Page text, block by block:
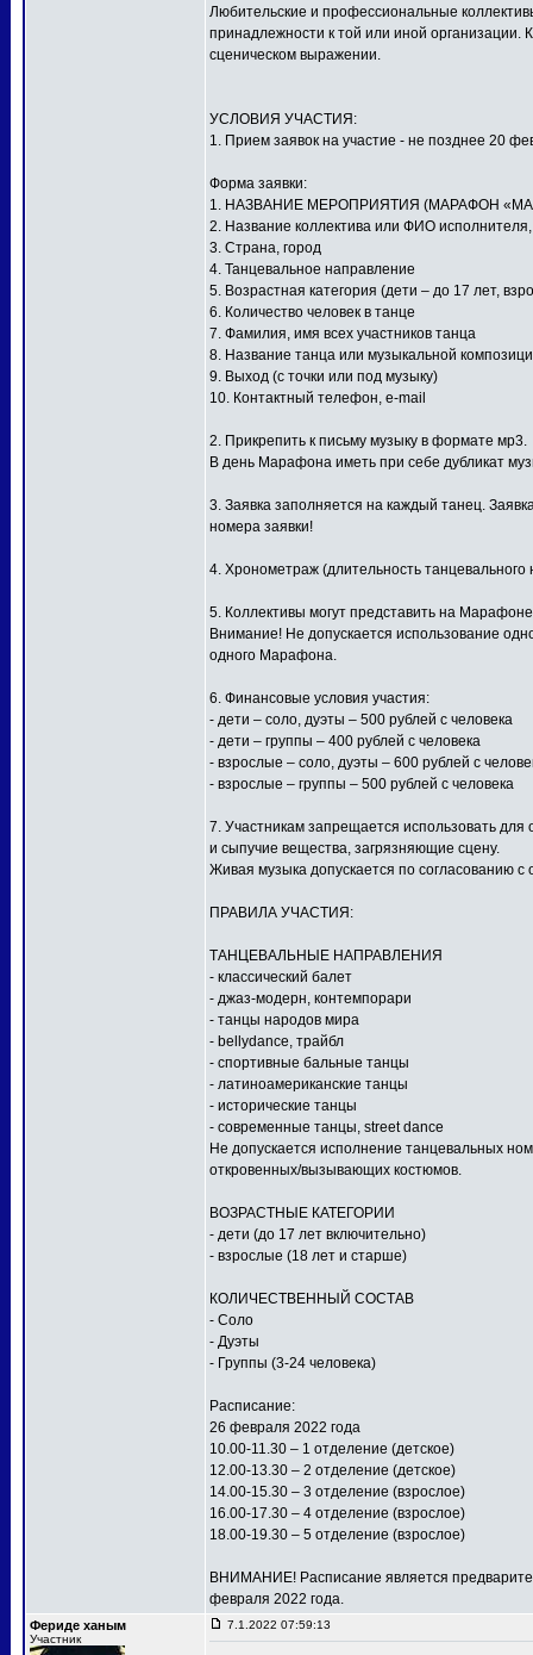
Любительские и профессиональные
принадлежности к той или иной организации.
сценическом выражении.
УСЛОВИЯ УЧАСТИЯ:
1. Прием заявок на участие - не позднее 20
Форма заявки:
1. НАЗВАНИЕ МЕРОПРИЯТИЯ (МАРАФОН
2. Название коллектива или ФИО
3. Страна, город
4. Танцевальное направление
5. Возрастная категория (дети – до 17 лет,
6. Количество человек в танце
7. Фамилия, имя всех участников танца
8. Название танца или музыкальной
9. Выход (с точки или под музыку)
10. Контактный телефон, e-mail
2. Прикрепить к письму музыку в формате мр3.
В день Марафона иметь при себе дубликат
3. Заявка заполняется на каждый танец.
номера заявки!
4. Хронометраж (длительность танцевального
5. Коллективы могут представить на
Внимание! Не допускается использование
одного Марафона.
6. Финансовые условия участия:
- дети – соло, дуэты – 500 рублей с человека
- дети – группы – 400 рублей с человека
- взрослые – соло, дуэты – 600 рублей с
- взрослые – группы – 500 рублей с человека
7. Участникам запрещается использовать
и сыпучие вещества, загрязняющие сцену.
Живая музыка допускается по согласованию
ПРАВИЛА УЧАСТИЯ:
ТАНЦЕВАЛЬНЫЕ НАПРАВЛЕНИЯ
- классический балет
- джаз-модерн, контемпорари
- танцы народов мира
- bellydance, трайбл
- спортивные бальные танцы
- латиноамериканские танцы
- исторические танцы
- современные танцы, street dance
Не допускается исполнение танцевальных
откровенных/вызывающих костюмов.
ВОЗРАСТНЫЕ КАТЕГОРИИ
- дети (до 17 лет включительно)
- взрослые (18 лет и старше)
КОЛИЧЕСТВЕННЫЙ СОСТАВ
- Соло
- Дуэты
- Группы (3-24 человека)
Расписание:
26 февраля 2022 года
10.00-11.30 – 1 отделение (детское)
12.00-13.30 – 2 отделение (детское)
14.00-15.30 – 3 отделение (взрослое)
16.00-17.30 – 4 отделение (взрослое)
18.00-19.30 – 5 отделение (взрослое)
ВНИМАНИЕ! Расписание является
февраля 2022 года.
Фериде ханым
Участник
7.1.2022 07:59:13